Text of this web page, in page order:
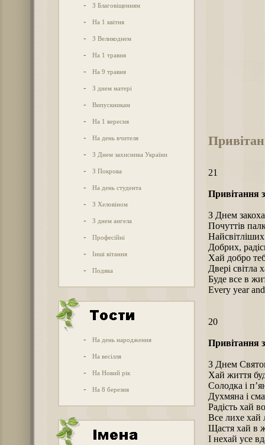
- З Благовіщенням
- На 1 квітня
- З Великоднем
- На 1 травня
- На 9 травня
- З днем матері
- Випускникам
- На 1 вересня
- На день вчителя
- З Днем захисника України
- З Покрова
- На день студента
- З Хеловіном
- З днем ангела
- Професійні
- Інші вітання
- Подяка
- На день народження
- На весілля
- На Новий рік
- На 8 березня
21
Привітання
З Днем
Почуттів
Добрих,
Хай добро
Двері світла
Буде все в
Every year
20
Привітання
З Днем
Хай життя
Солодка і
Духмяна і
Радість хай
Все лихе хай
Щастя хай в
І нехай усе